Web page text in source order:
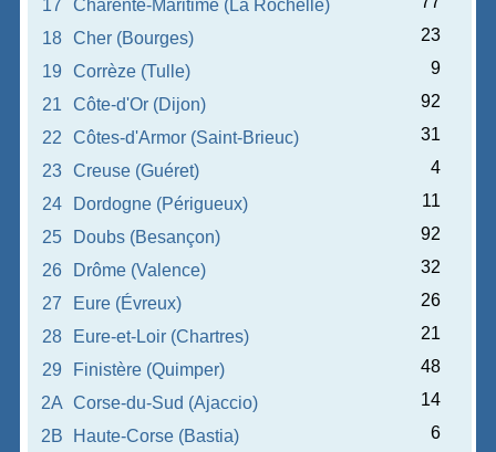
17
Charente-Maritime (La Rochelle)
18
Cher (Bourges)
23
19
Corrèze (Tulle)
9
21
Côte-d'Or (Dijon)
92
22
Côtes-d'Armor (Saint-Brieuc)
31
23
Creuse (Guéret)
4
24
Dordogne (Périgueux)
11
25
Doubs (Besançon)
92
26
Drôme (Valence)
32
27
Eure (Évreux)
26
28
Eure-et-Loir (Chartres)
21
29
Finistère (Quimper)
48
2A Corse-du-Sud (Ajaccio)
14
2B
Haute-Corse (Bastia) 6